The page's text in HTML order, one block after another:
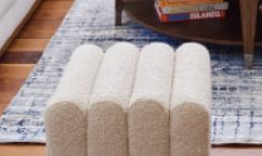
en el mes patrio, ¡unos
esta vajilla, es 100% diseño